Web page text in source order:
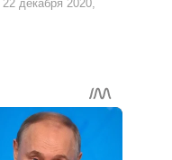
22 декабря 2020,